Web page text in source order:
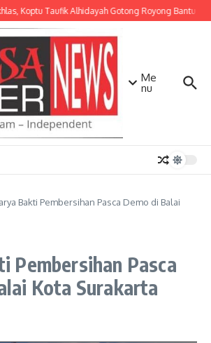
Koptu Taufik Alhidayah Gotong Royong Bantu
Me
nu
Bakti Pembersihan Pasca Demo di Balai
Pembersihan Pasca
Kota Surakarta